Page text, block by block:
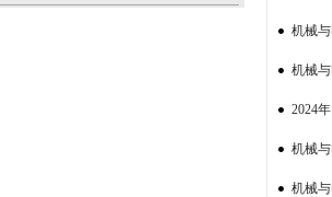
机械
机械
2024
机械
机械